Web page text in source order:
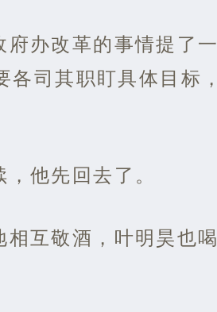
办改革的事情提了一
司其职盯具体目标，
他先回去了。
互敬酒，叶明昊也喝